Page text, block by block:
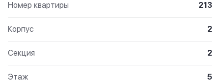
Номер квартиры 213
Корпус 2
Секция 2
Этаж 5